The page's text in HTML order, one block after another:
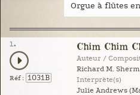
1.
Réf : 1031B
Chim Chim
Auteur /
Richard M.
Interprète(s)
Julie Andrews